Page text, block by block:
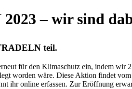
– wir sind
teil.
für den Klimaschutz ein, indem
worden wäre. Diese Aktion findet
ihr online erfassen. Zur Eröffnung